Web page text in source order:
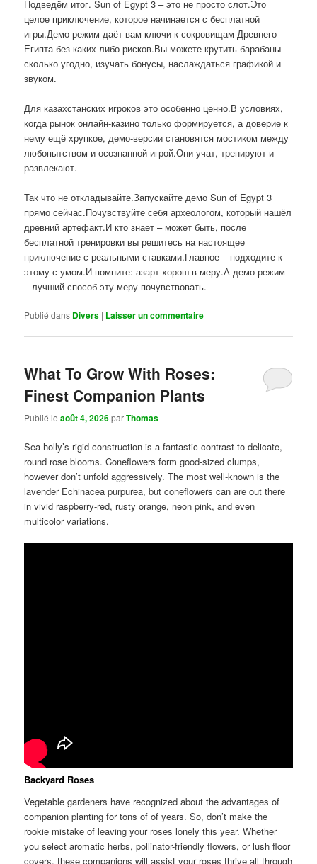
Подведём итог. Sun of Egypt 3 – это не просто слот.Это
целое приключение, которое начинается с бесплатной
игры.Демо-режим даёт вам ключи к сокровищам Древнего
Египта без каких-либо рисков.Вы можете крутить барабаны
сколько угодно, изучать бонусы, наслаждаться графикой и
звуком.
Для казахстанских игроков это особенно ценно.В условиях,
когда рынок онлайн-казино только формируется, а доверие к
нему ещё хрупкое, демо-версии становятся мостиком между
любопытством и осознанной игрой.Они учат, тренируют и
развлекают.
Так что не откладывайте.Запускайте демо Sun of Egypt 3
прямо сейчас.Почувствуйте себя археологом, который нашёл
древний артефакт.И кто знает – может быть, после
бесплатной тренировки вы решитесь на настоящее
приключение с реальными ставками.Главное – подходите к
этому с умом.И помните: азарт хорош в меру.А демо-режим
– лучший способ эту меру почувствовать.
Publié dans Divers | Laisser un commentaire
What To Grow With Roses:
Finest Companion Plants
Publié leaoût 4, 2026parThomas
Sea holly’s rigid construction is a fantastic contrast to delicate,
round rose blooms. Coneflowers form good-sized clumps,
however don’t unfold aggressively. The most well-known is the
lavender Echinacea purpurea, but coneflowers can are out there
in vivid raspberry-red, rusty orange, neon pink, and even
multicolor variations.
Backyard Roses
Vegetable gardeners have recognized about the advantages of
companion planting for tons of of years. So, don’t make the
rookie mistake of leaving your roses lonely this year. Whether
you select aromatic herbs, pollinator-friendly flowers, or lush floor
covers, these companions will assist your roses thrive all through